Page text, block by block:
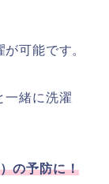
可能です。
一緒に洗濯
の予防に！